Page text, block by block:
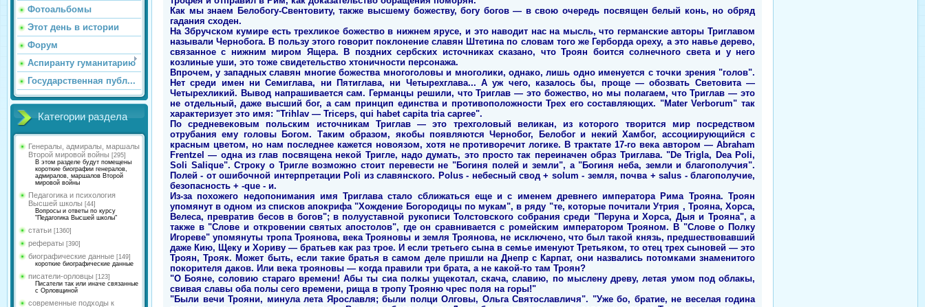
Фотоальбомы
Этот день в истории
Форум
Аспиранту гуманитарию
Государственная публ...
Категории раздела
Генералы, адмиралы, маршалы
Второй мировой войны [295]
В этом разделе будут помещены
короткие биографии генералов,
адмиралов, маршалов Второй
мировой войны
Педагогика и психология
Высшей школы [44]
Вопросы и ответы по курсу
"Педагогика Высшей школы"
статьи [1360]
рефераты [390]
биографические данные [149]
короткие биографические данные
писатели-орловцы [123]
Писатели так или иначе связанные
с Орловщиной
современные подходы к
Как мы знаем Белобогу-Свентовиту, также высшему божеству, богу богов — в свою очередь посвящен белый конь, но обряд
гадания сходен.
На Збручском кумире есть трехликое божество в нижнем ярусе, и это наводит нас на мысль, что германские авторы Триглавом
называли Чернобога. В пользу этого говорит поклонение славян Штетина по словам того же Герборда ореху, а это навье дерево,
связанное с нижним миром Ящера. В поздних сербских источниках сказано, что Троян боится солнечного света и у него
козлиные уши, это тоже свидетельство хтоничности персонажа.
Впрочем, у западных славян многие божества многоголовы и многолики, однако, лишь одно именуется с точки зрения "голов".
Нет среди имен ни Семиглава, ни Пятиглава, ни Четырехглава... А уж чего, казалось бы, проще — обозвать Световита —
Четырехликий. Вывод напрашивается сам. Германцы решили, что Триглав — это божество, но мы полагаем, что Триглав — это
не отдельный, даже высший бог, а сам принцип единства и противоположности Трех его составляющих. "Mater Verborum" так
характеризует это имя: "Trihlav — Triceps, qui habet capita tria capree".
По средневековым польским источникам Триглав — это трехголовый великан, из которого творится мир посредством
отрубания ему головы Богом. Таким образом, якобы появляются Чернобог, Белобог и некий Хамбог, ассоциирующийся с
красным цветом, но нам последнее кажется новоязом, хотя не противоречит логике. В трактате 17-го века автором — Abraham
Frentzel — одна из глав посвящена некой Тригле, надо думать, это просто так переиначен образ Триглава. "De Trigla, Dea Poli,
Soli Salique". Строку о Тригле возможно стоит перевести не "Богиня полей и земли", а "Богиня неба, земли и благополучия".
Полей - от ошибочной интерпретации Poli из славянского. Рolus - небесный свод + solum - земля, почва + salus - благополучие,
безопасность + -que - и.
Из-за похожего недопонимания имя Триглава стало сближаться еще и с именем древнего императора Рима Трояна. Троян
упомянут в одном из списков апокрифа "Хождение Богородицы по мукам", в ряду "те, которые почитали Утрия , Трояна, Хорса,
Велеса, превратив бесов в богов"; в полууставной рукописи Толстовского собрания среди "Перуна и Хорса, Дыя и Трояна", а
также в "Слове и откровении святых апостолов", где он сравнивается с ромейским императором Трояном. В "Слове о Полку
Игореве" упомянуты тропа Троянова, века Трояновы и земля Троянова, не исключено, что был такой князь, предшествовавший
даже Кию, Щеку и Хориву — братьев как раз трое. И если третьего сына в семье именуют Третьяком, то отец трех сыновей — это
Троян, Трояк. Может быть, если такие братья в самом деле пришли на Днепр с Карпат, они назвались потомками знаменитого
покорителя даков. Или века трояновы — когда правили три брата, а не какой-то там Троян?
"О Бояне, соловию стараго времени! Абы ты сиа полкы ущекотал, скача, славию, по мыслену древу, летая умом под облакы,
свивая славы оба полы сего времени, рища в тропу Трояню чрес поля на горы!"
"Были вечи Трояни, минула лета Ярославля; были полци Олговы, Ольга Святославличя". "Уже бо, братие, не веселая година